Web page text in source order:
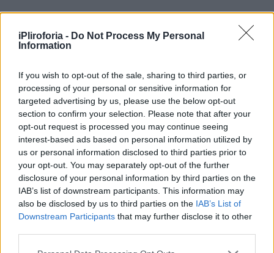
iPliroforia - Do Not Process My Personal
Information
If you wish to opt-out of the sale, sharing to third parties, or
processing of your personal or sensitive information for
targeted advertising by us, please use the below opt-out
section to confirm your selection. Please note that after your
opt-out request is processed you may continue seeing
interest-based ads based on personal information utilized by
us or personal information disclosed to third parties prior to
your opt-out. You may separately opt-out of the further
disclosure of your personal information by third parties on the
IAB’s list of downstream participants. This information may
also be disclosed by us to third parties on the IAB’s List of
Downstream Participants that may further disclose it to other
Όπως αναφέρει το cretalive.gr, συνάδελφος
και φίλος του 57χρονου που μετέβη στο σπίτι
του, βρήκε το σώμα του πεσμένο στην αυλή!
Άμεσα ενημέρωσε τις αρχές, ωστόσο ήταν
ήδη πολύ αργά για την παροχή της
οποιασδήποτε συνδρομής.
Η ΕΛ.ΑΣ. έχει αποκλείσει το ενδεχόμενο της
εγκληματικής ενέργειας, ενώ όλες οι
ενδείξεις οδηγούν στην αυτοχειρία.